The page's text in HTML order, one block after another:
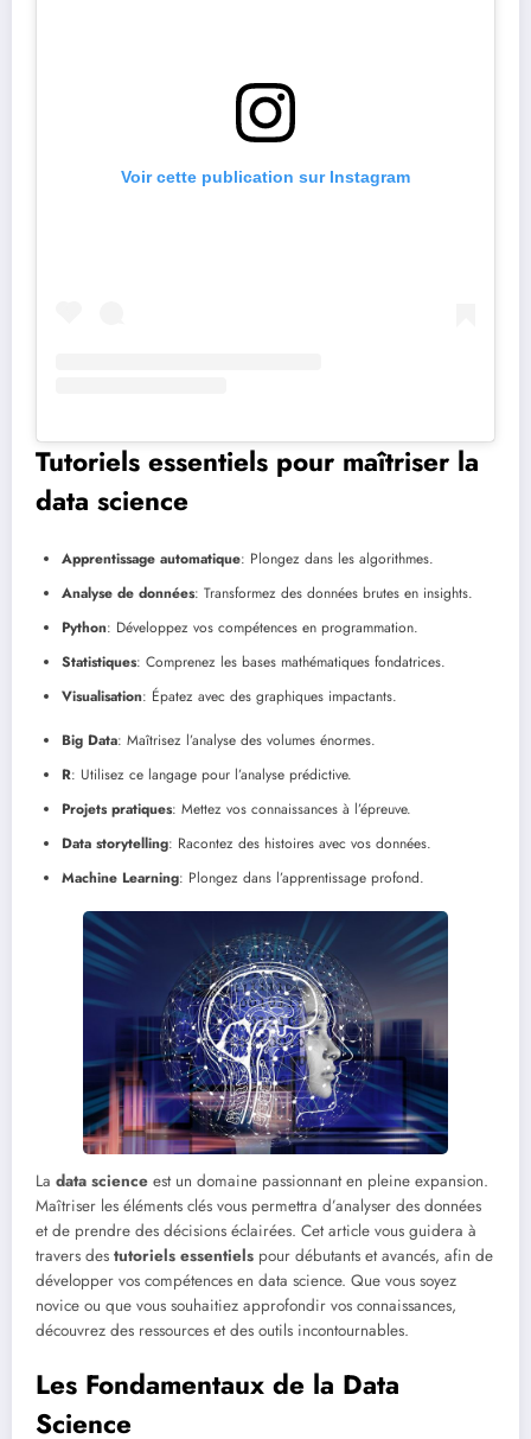
Voir cette publication sur Instagram
Tutoriels essentiels pour maîtriser la
data science
Apprentissage automatique: Plongez dans les algorithmes.
Analyse de données: Transformez des données brutes en insights.
Python: Développez vos compétences en programmation.
Statistiques: Comprenez les bases mathématiques fondatrices.
Visualisation: Épatez avec des graphiques impactants.
Big Data: Maîtrisez l’analyse des volumes énormes.
R: Utilisez ce langage pour l’analyse prédictive.
Projets pratiques: Mettez vos connaissances à l’épreuve.
Data storytelling: Racontez des histoires avec vos données.
Machine Learning: Plongez dans l’apprentissage profond.
La data science est un domaine passionnant en pleine expansion.
Maîtriser les éléments clés vous permettra d’analyser des données
et de prendre des décisions éclairées. Cet article vous guidera à
travers des tutoriels essentiels pour débutants et avancés, afin de
développer vos compétences en data science. Que vous soyez
novice ou que vous souhaitiez approfondir vos connaissances,
découvrez des ressources et des outils incontournables.
Les Fondamentaux de la Data
Science